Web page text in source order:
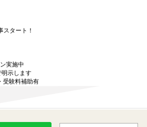
タート！
実施中
示します
受験料補助有